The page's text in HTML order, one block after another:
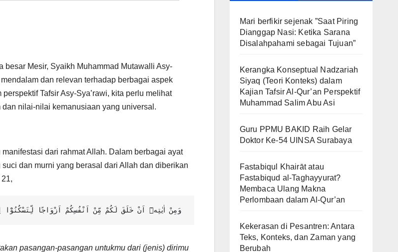
besar Mesir, Syaikh Muhammad Mutawalli Asy-
dan relevan terhadap berbagai aspek
Tafsir Asy-Sya’rawi, kita perlu melihat
nilai-nilai kemanusiaan yang universal.
dari rahmat Allah. Dalam berbagai ayat
dan murni yang berasal dari Allah dan diberikan
وَمِنْ اٰيٰتِهٖٓ اَنْ خَلَقَ لَكُمْ مِّنْ اَنْفُسِكُمْ اَزْوَاجًا لِّتَسْكُنُوْٓا
pasangan-pasangan untukmu dari (jenis) dirimu
Mari berfikir sejenak ”Saat Piring
Dianggap Nasi: Ketika Sarana
Disalahpahami sebagai Tujuan”
Kerangka Konseptual Nadzariah
Siyaq (Teori Konteks) dalam
Kajian Tafsir Al-Qur’an Perspektif
Muhammad Salim Abu Asi
Guru PPMU BAKID Raih Gelar
Doktor Ke-54 UINSA Surabaya
Fastabiqul Khairāt atau
Fastabiqud al-Taghayyurat?
Membaca Ulang Makna
Perlombaan dalam Al-Qur’an
Kekerasan di Pesantren: Antara
Teks, Konteks, dan Zaman yang
Berubah